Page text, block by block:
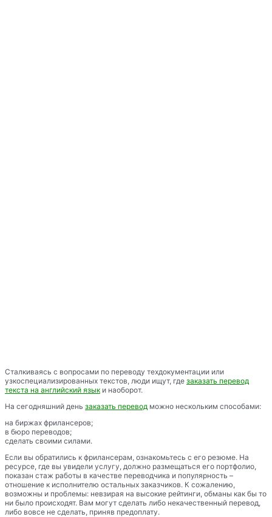
Сталкиваясь с вопросами по переводу техдокументации или
узкоспециализированных текстов, люди ищут, где заказать перевод
текста на английский язык и наоборот.
На сегодняшний день заказать перевод можно нескольким способами:
на биржах фрилансеров;
в бюро переводов;
сделать своими силами.
Если вы обратились к фрилансерам, ознакомьтесь с его резюме. На
ресурсе, где вы увидели услугу, должно размещаться его портфолио,
показан стаж работы в качестве переводчика и популярность –
отношение к исполнителю остальных заказчиков. К сожалению,
возможны и проблемы: невзирая на высокие рейтинги, обманы как бы то
ни было происходят. Вам могут сделать либо некачественный перевод,
либо вовсе не сделать, приняв предоплату.